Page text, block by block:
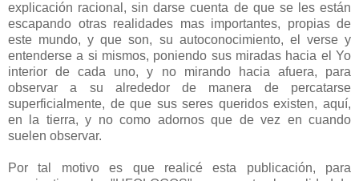
explicación racional, sin darse cuenta de que se les están
escapando otras realidades mas importantes, propias de
este mundo, y que son, su autoconocimiento, el verse y
entenderse a si mismos, poniendo sus miradas hacia el Yo
interior de cada uno, y no mirando hacia afuera, para
observar a su alrededor de manera de percatarse
superficialmente, de que sus seres queridos existen, aquí,
en la tierra, y no como adornos que de vez en cuando
suelen observar.
Por tal motivo es que realicé esta publicación, para